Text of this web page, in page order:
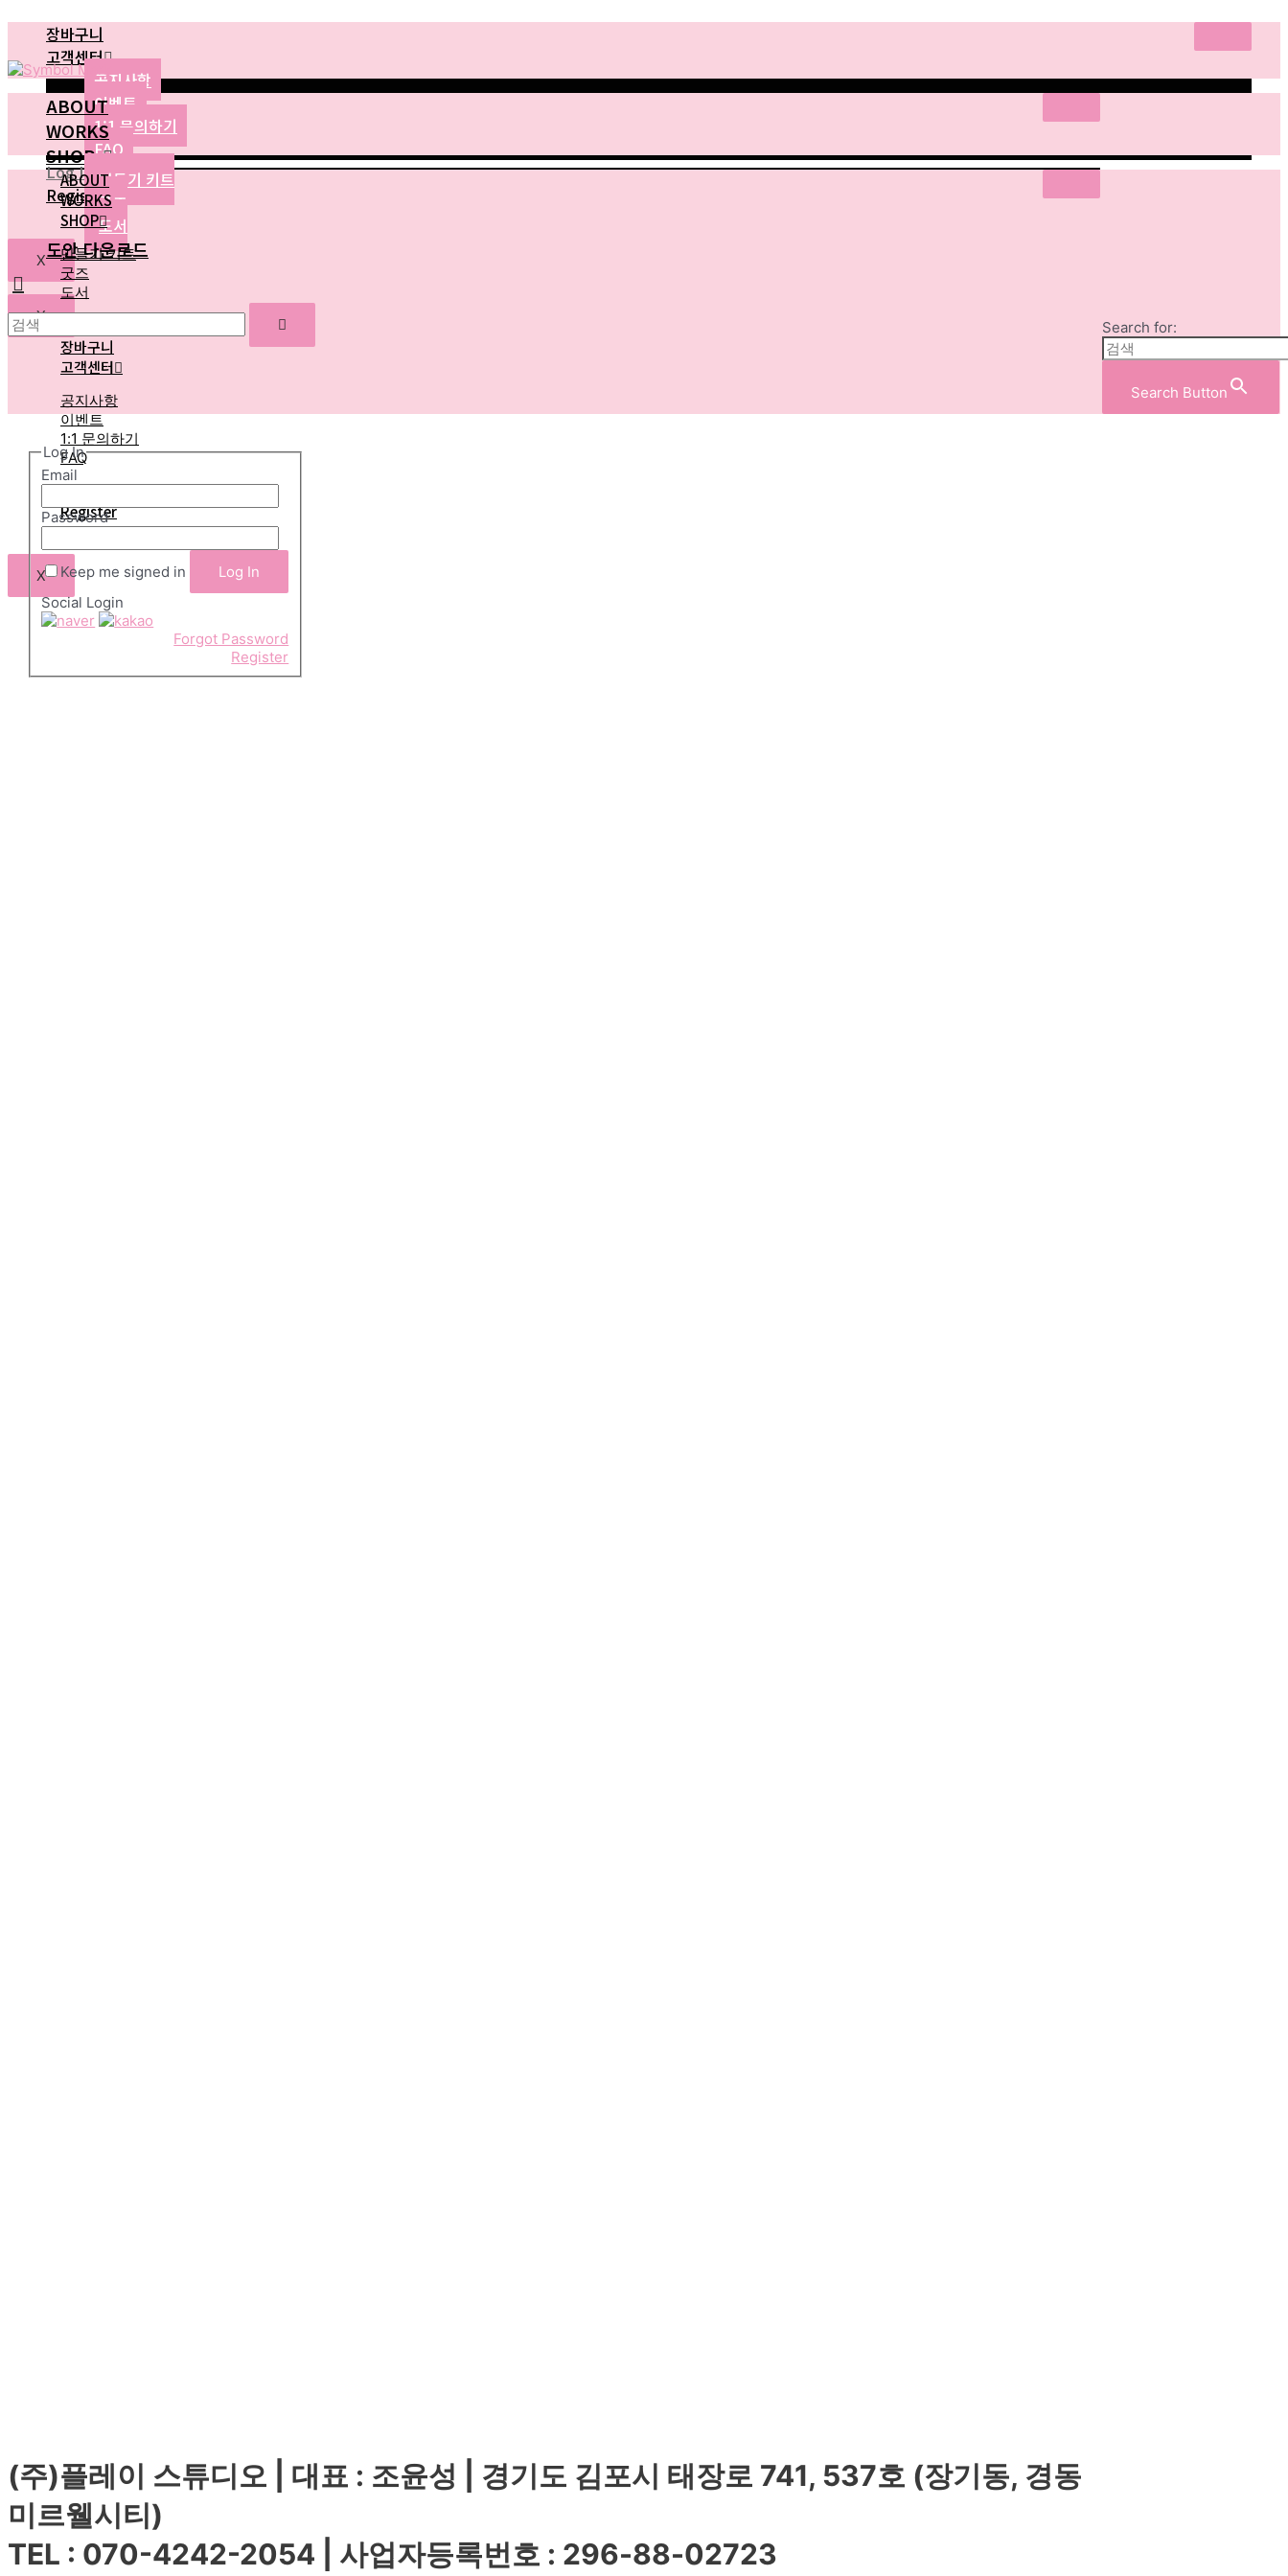
로
건
장바구니
고객센터
공지사항
이벤트
1:1 문의하기
FAQ
Log In
Register
X
ABOUT
WORKS
SHOP
만들기 키트
굿즈
도서
도안 다운로드
X
ABOUT
WORKS
SHOP
만들기 키트
굿즈
도서
장바구니
고객센터
공지사항
이벤트
1:1 문의하기
FAQ
Log In
Register
X
Search for:
Search Button
Log In
Email
Password
Keep me signed in
Social Login
Forgot Password
Register
(주)플레이 스튜디오 | 대표 : 조윤성 | 경기도 김포시 태장로 741, 537호 (장기동, 경동
미르웰시티)
TEL : 070-4242-2054 | 사업자등록번호 : 296-88-02723